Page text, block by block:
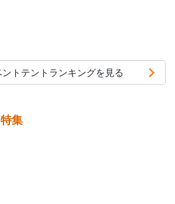
ントテントランキングを見る
集